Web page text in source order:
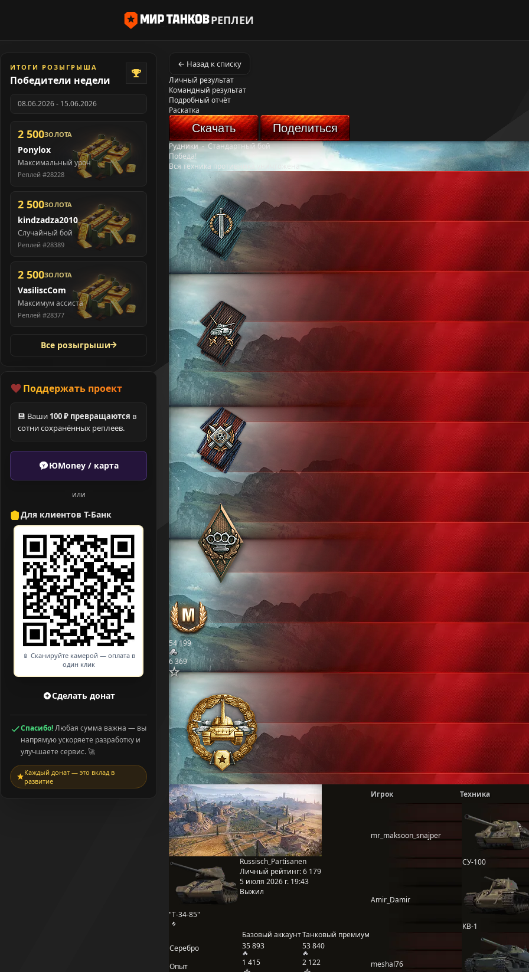
РЕПЛЕИ
ИТОГИ РОЗЫГРЫША
Победители недели
08.06.2026 - 15.06.2026
2 500ЗОЛОТА
Ponylox
Максимальный урон
Реплей #28228
2 500ЗОЛОТА
kindzadza2010
Случайный бой
Реплей #28389
2 500ЗОЛОТА
VasiliscCom
Максимум ассиста
Реплей #28377
Все розыгрыши
Поддержать проект
💾 Ваши 100 ₽ превращаются в
сотни сохранённых реплеев.
ЮMoney / карта
или
Для клиентов Т-Банк
📱 Сканируйте камерой — оплата в
один клик
Сделать донат
Спасибо!Любая сумма важна — вы
напрямую ускоряете разработку и
улучшаете сервис. 🚀
Каждый донат — это вклад в
развитие
← Назад к списку
Личный результат
Командный результат
Подробный отчёт
Раскатка
Скачать Поделиться
Рудники-Стандартный бой
Победа!
Вся техника противника уничтожена
54 199
6 369
"Т-34-85"
Russisch_Partisanen
Личный рейтинг:6 179
5 июля 2026 г. 19:43
Выжил
Базовый аккаунтТанковый премиум
Серебро
35 893 53 840
Опыт 1 415
2 122
Игрок Техника
mr_maksoon_snajper
СУ-100
Amir_Damir
КВ-1
meshal76